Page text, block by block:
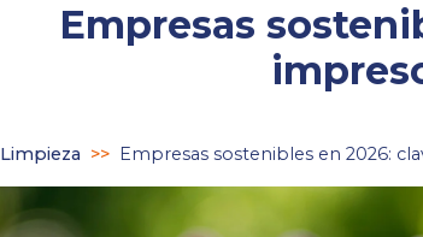
Empresas
Limpieza >> Empresas sostenibles en 2026: